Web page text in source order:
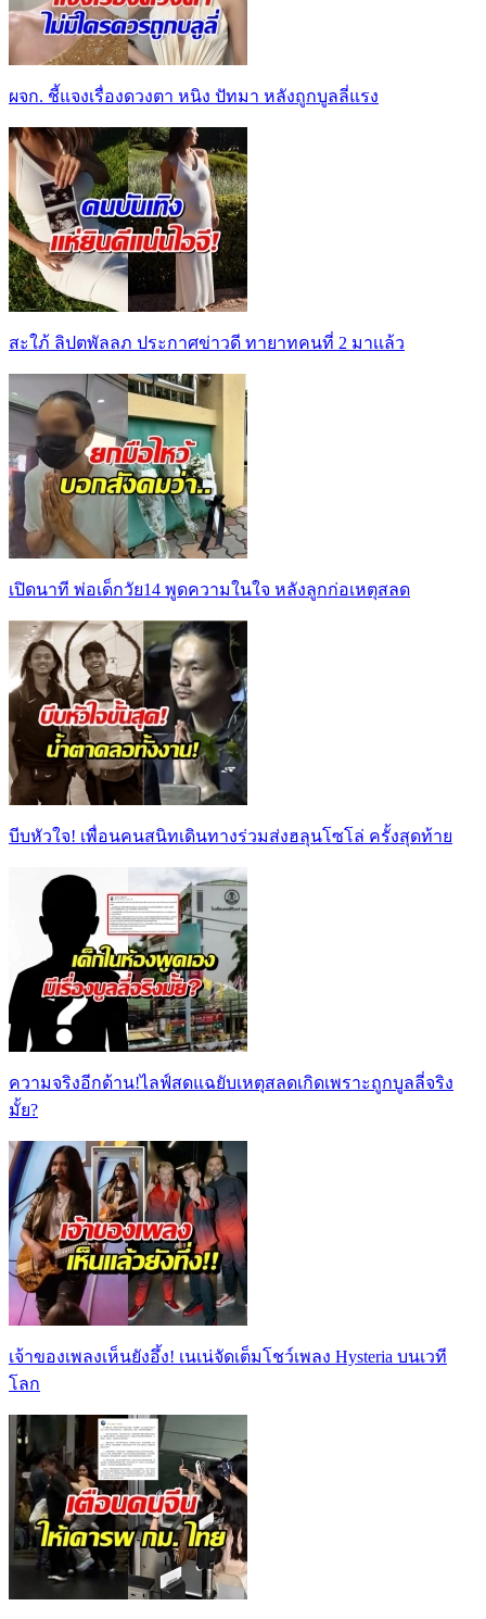
ผจก. ชี้แจงเรื่องดวงตา หนิง ปัทมา หลังถูกบูลลี่แรง
สะใภ้ ลิปตพัลลภ ประกาศข่าวดี ทายาทคนที่ 2 มาเเล้ว
เปิดนาที พ่อเด็กวัย14 พูดความในใจ หลังลูกก่อเหตุสลด
บีบหัวใจ! เพื่อนคนสนิทเดินทางร่วมส่งฮลุนโซโล่ ครั้งสุดท้าย
ความจริงอีกด้าน!ไลฟ์สดแฉยับเหตุสลดเกิดเพราะถูกบูลลี่จริง
มั้ย?
เจ้าของเพลงเห็นยังอึ้ง! เนเน่จัดเต็มโชว์เพลง Hysteria บนเวที
โลก